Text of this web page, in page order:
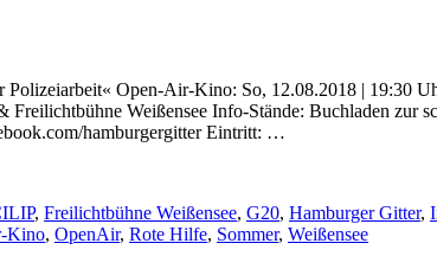
Open-Air-Kino: So, 12.08.2018 | 19:30
Weißensee Info-Stände: Buchladen
hamburgergitter Eintritt: …
, Freilichtbühne Weißensee, G20, Hamburger Gitter,
Kino, OpenAir, Rote Hilfe, Sommer, Weißensee